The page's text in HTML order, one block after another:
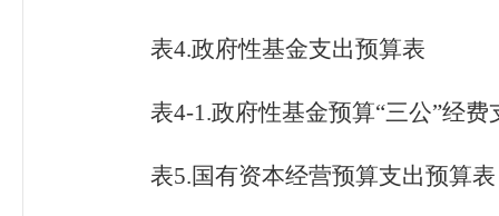
表4.政府性基金支出预算表
表4-1.政府性基金预算“三公”经费
表5.国有资本经营预算支出预算表